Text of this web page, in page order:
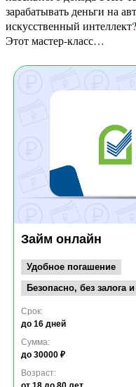
зарабатывать деньги на
искусственный интеллект?
Этот мастер-класс…
Займ онлайн
Удобное погашение
Безопасно, без залога
Срок:
до 16 дней
Сумма:
до 30000 ₽
Возраст: